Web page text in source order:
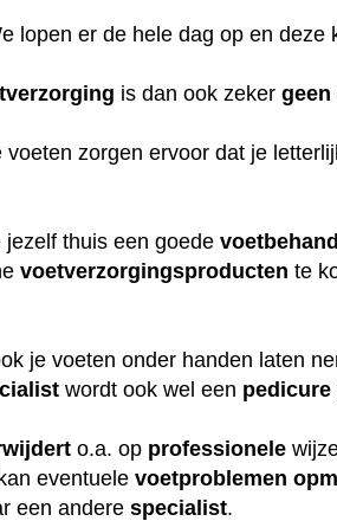
lopen er de hele dag op en deze
is dan ook zekergeen
voeten zorgen ervoor dat je
jezelf thuis een goede
voetverzorgingsproducten te
je voeten onder handen laten
wordt ook wel een pedicure
o.a. op professionele
eventuelevoetproblemen
een anderespecialist.